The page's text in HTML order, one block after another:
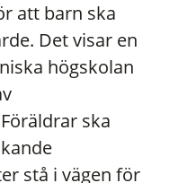
att barn ska
Det visar en
högskolan
ska
stå i vägen för